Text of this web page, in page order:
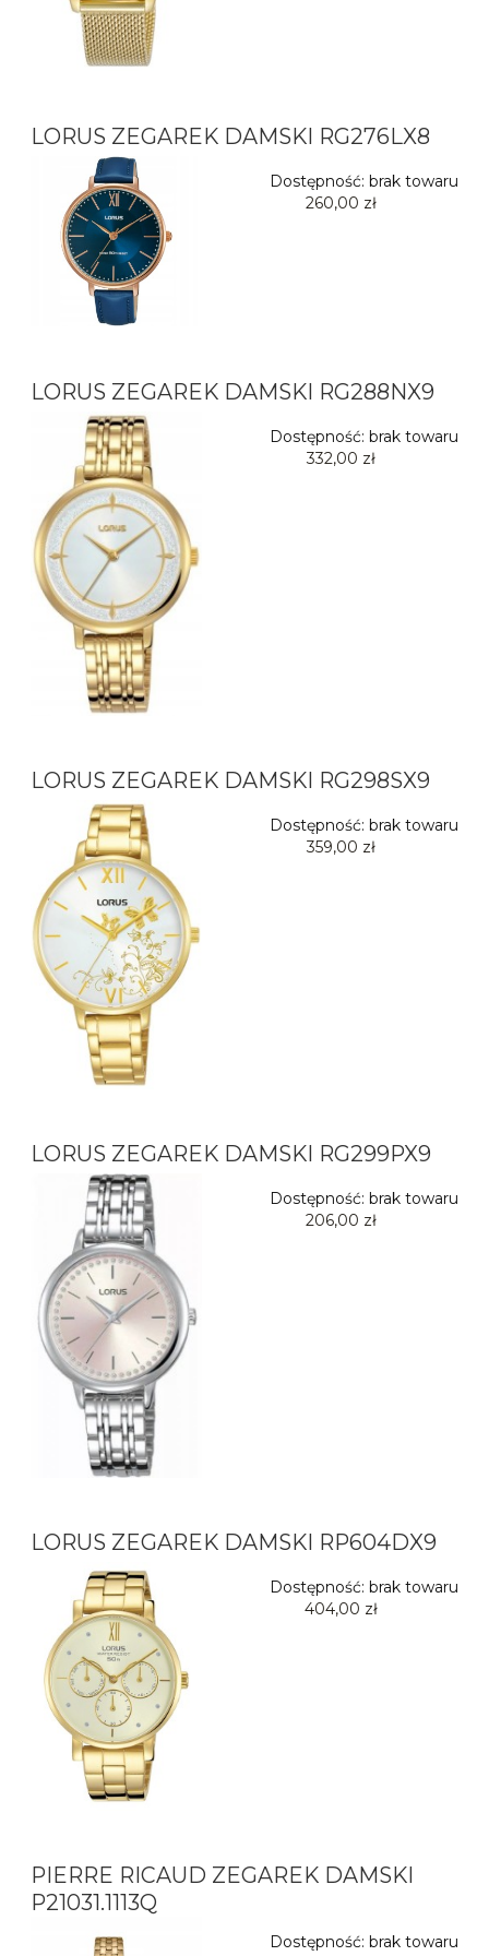
LORUS ZEGAREK DAMSKI RG276LX8
Dostępność: brak towaru
260,00 zł
LORUS ZEGAREK DAMSKI RG288NX9
Dostępność: brak towaru
332,00 zł
LORUS ZEGAREK DAMSKI RG298SX9
Dostępność: brak towaru
359,00 zł
LORUS ZEGAREK DAMSKI RG299PX9
Dostępność: brak towaru
206,00 zł
LORUS ZEGAREK DAMSKI RP604DX9
Dostępność: brak towaru
404,00 zł
PIERRE RICAUD ZEGAREK DAMSKI
P21031.1113Q
Dostępność: brak towaru